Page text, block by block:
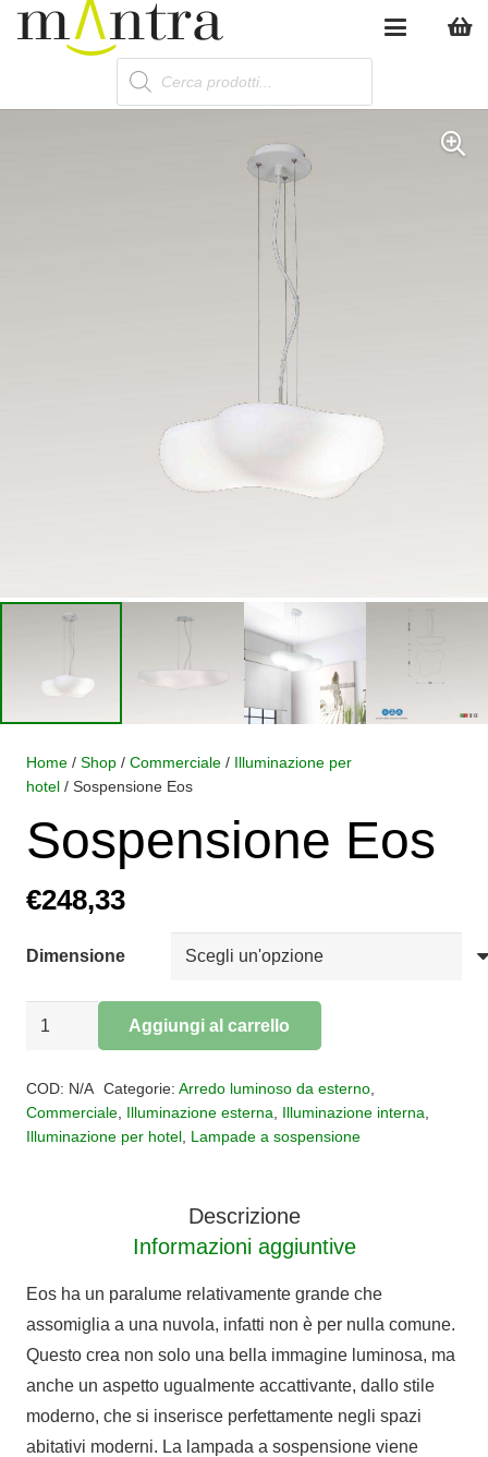
Products
search
Home / Shop / Commerciale / Illuminazione per
hotel / Sospensione Eos
Sospensione Eos
€248,33
Dimensione
Sospensione
Aggiungi al carrello
COD: N/A Categorie: Arredo luminoso da esterno,
Commerciale Illuminazione esterna Illuminazione interna
Illuminazione per hotel Lampade a sospensione
Descrizione
Informazioni aggiuntive
Eos ha un paralume relativamente grande che
assomiglia a una nuvola, infatti non è per nulla comune.
Questo crea non solo una bella immagine luminosa, ma
anche un aspetto ugualmente accattivante, dallo stile
moderno, che si inserisce perfettamente negli spazi
abitativi moderni. La lampada a sospensione viene